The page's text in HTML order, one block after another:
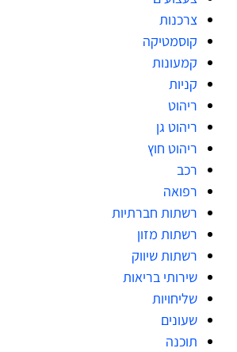
צרכנות
קוסמטיקה
קמעונות
קניות
ריהוט
ריהוט גן
ריהוט חוץ
רכב
רפואה
רשתות חברתיות
רשתות מזון
רשתות שיווק
שירותי בריאות
שליחויות
שעונים
תוכנה